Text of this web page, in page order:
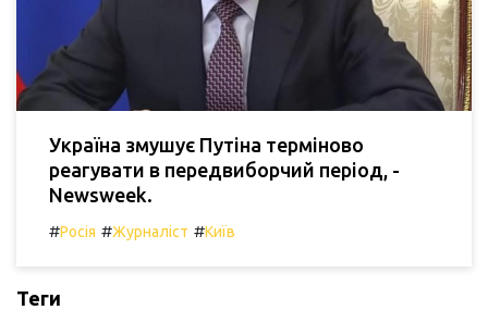
Україна змушує Путіна терміново
реагувати в передвиборчий період, -
Newsweek.
#Росія #Журналіст #Київ
Теги